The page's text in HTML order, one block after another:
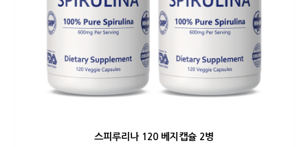
스피루리나 120 베지캡슐 2병